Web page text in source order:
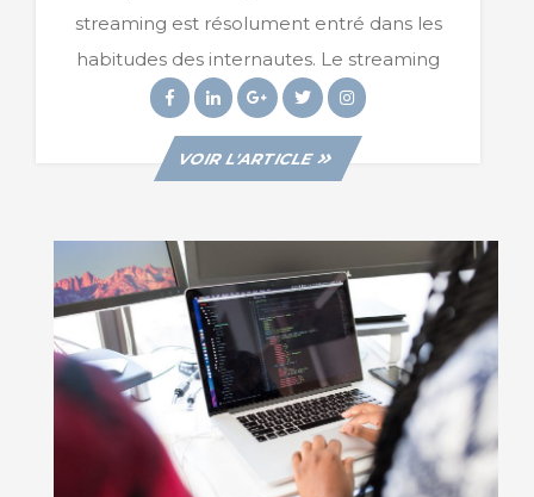
Live
streaming est résolument entré dans les
habitudes des internautes. Le streaming
Facebook
LinkedinGoogleplus
TwitterInstagram
VOIR L'ARTICLE
VIEW
POST